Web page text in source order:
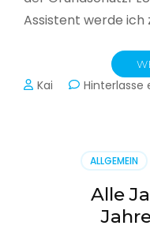
Assistent werde ich
Kai
ALLGEMEIN
Alle